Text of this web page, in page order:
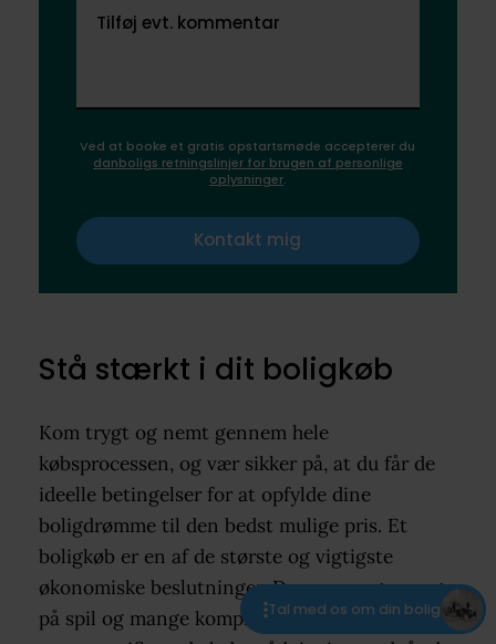
Tal med os om din bolig
Tilføj evt. kommentar
Ved at booke et gratis opstartsmøde accepterer du
danboligs retningslinjer for brugen af personlige
oplysninger.
Kontakt mig
Stå stærkt i dit boligkøb
Kom trygt og nemt gennem hele
købsprocessen, og vær sikker på, at du får de
ideelle betingelser for at opfylde dine
boligdrømme til den bedst mulige pris. Et
boligkøb er en af de største og vigtigste
økonomiske beslutninger. Der er mange penge
på spil og mange komplicerede papirer. Med